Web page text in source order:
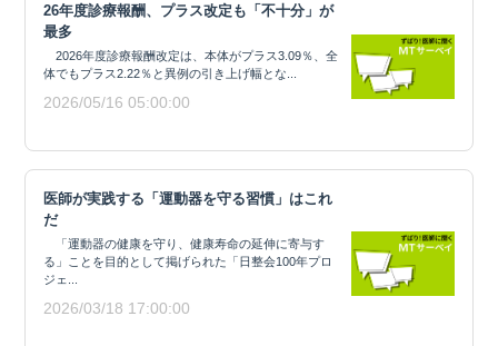
26年度診療報酬、プラス改定も「不十分」が
最多
2026年度診療報酬改定は、本体がプラス3.09％、全
体でもプラス2.22％と異例の引き上げ幅とな...
2026/05/16 05:00:00
医師が実践する「運動器を守る習慣」はこれ
だ
「運動器の健康を守り、健康寿命の延伸に寄与す
る」ことを目的として掲げられた「日整会100年プロ
ジェ...
2026/03/18 17:00:00